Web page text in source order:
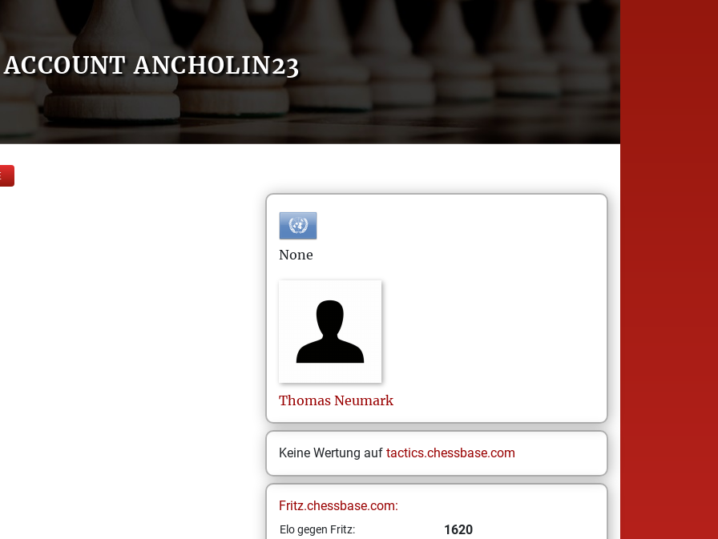
ACCOUNT ANCHOLIN23
None
Thomas Neumark
Keine Wertung auf tactics.chessbase.com
Fritz.chessbase.com:
Elo gegen Fritz: 1620